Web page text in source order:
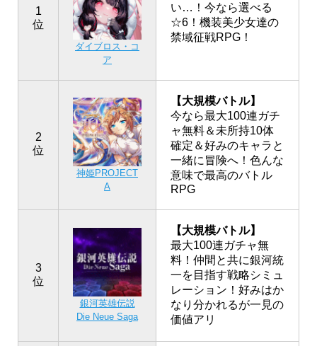
1
位
ダイブロス・コ
ア
い…！今なら選べる
☆6！機装美少女達の
禁域征戦RPG！
2
位
神姫PROJECT
A
【大規模バトル】
今なら最大100連ガチ
ャ無料＆未所持10体
確定＆好みのキャラと
一緒に冒険へ！色んな
意味で最高のバトル
RPG
3
位
銀河英雄伝説
Die Neue Saga
【大規模バトル】
最大100連ガチャ無
料！仲間と共に銀河統
一を目指す戦略シミュ
レーション！好みはか
なり分かれるが一見の
価値アリ